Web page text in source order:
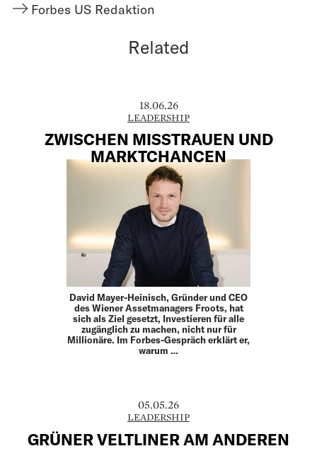
Forbes US Redaktion
Related
18.06.26
LEADERSHIP
ZWISCHEN MISSTRAUEN UND
MARKTCHANCEN
David Mayer-Heinisch, Gründer und CEO
des Wiener Assetmanagers Froots, hat
sich als Ziel gesetzt, Investieren für alle
zugänglich zu machen, nicht nur für
Millionäre. Im Forbes-Gespräch erklärt er,
warum …
05.05.26
LEADERSHIP
GRÜNER VELTLINER AM ANDEREN